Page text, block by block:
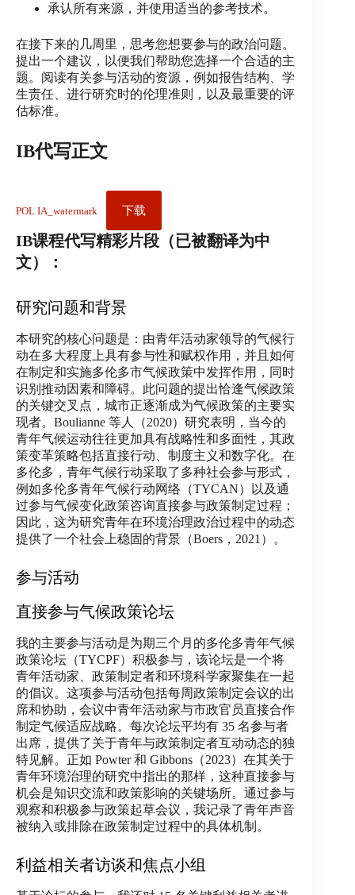
承认所有来源，并使用适当的参考技术。
在接下来的几周里，思考您想要参与的政治问题。
提出一个建议，以便我们帮助您选择一个合适的主
题。阅读有关参与活动的资源，例如报告结构、学
生责任、进行研究时的伦理准则，以及最重要的评
估标准。
IB代写正文
POL IA_watermark 下载
IB课程代写精彩片段（已被翻译为中
文）：
研究问题和背景
本研究的核心问题是：由青年活动家领导的气候行
动在多大程度上具有参与性和赋权作用，并且如何
在制定和实施多伦多市气候政策中发挥作用，同时
识别推动因素和障碍。此问题的提出恰逢气候政策
的关键交叉点，城市正逐渐成为气候政策的主要实
现者。Boulianne 等人（2020）研究表明，当今的
青年气候运动往往更加具有战略性和多面性，其政
策变革策略包括直接行动、制度主义和数字化。在
多伦多，青年气候行动采取了多种社会参与形式，
例如多伦多青年气候行动网络（TYCAN）以及通
过参与气候变化政策咨询直接参与政策制定过程；
因此，这为研究青年在环境治理政治过程中的动态
提供了一个社会上稳固的背景（Boers，2021）。
参与活动
直接参与气候政策论坛
我的主要参与活动是为期三个月的多伦多青年气候
政策论坛（TYCPF）积极参与，该论坛是一个将
青年活动家、政策制定者和环境科学家聚集在一起
的倡议。这项参与活动包括每周政策制定会议的出
席和协助，会议中青年活动家与市政官员直接合作
制定气候适应战略。每次论坛平均有 35 名参与者
出席，提供了关于青年与政策制定者互动动态的独
特见解。正如 Powter 和 Gibbons（2023）在其关于
青年环境治理的研究中指出的那样，这种直接参与
机会是知识交流和政策影响的关键场所。通过参与
观察和积极参与政策起草会议，我记录了青年声音
被纳入或排除在政策制定过程中的具体机制。
利益相关者访谈和焦点小组